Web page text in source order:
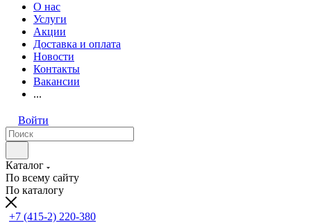
О нас
Услуги
Акции
Доставка и оплата
Новости
Контакты
Вакансии
...
Войти
Каталог
По всему сайту
По каталогу
+7 (415-2) 220-380